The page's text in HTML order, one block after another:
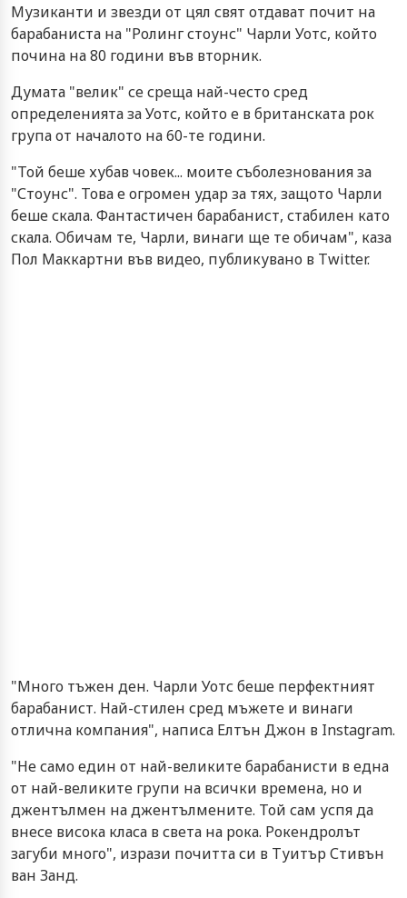
Музиканти и звезди от цял свят отдават почит на
барабаниста на "Ролинг стоунс" Чарли Уотс, който
почина на 80 години във вторник.
Думата "велик" се среща най-често сред
определенията за Уотс, който е в британската рок
група от началото на 60-те години.
"Той беше хубав човек... моите съболезнования за
"Стоунс". Това е огромен удар за тях, защото Чарли
беше скала. Фантастичен барабанист, стабилен като
скала. Обичам те, Чарли, винаги ще те обичам", каза
Пол Маккартни във видео, публикувано в Twitter.
"Много тъжен ден. Чарли Уотс беше перфектният
барабанист. Най-стилен сред мъжете и винаги
отлична компания", написа Елтън Джон в Instagram.
"Не само един от най-великите барабанисти в една
от най-великите групи на всички времена, но и
джентълмен на джентълмените. Той сам успя да
внесе висока класа в света на рока. Рокендролът
загуби много", изрази почитта си в Туитър Стивън
ван Занд.